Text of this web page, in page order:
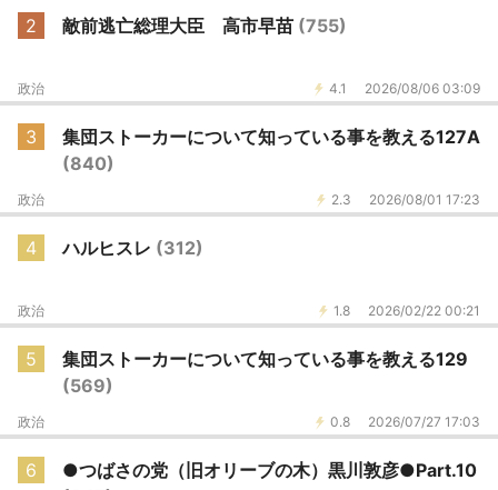
2 敵前逃亡総理大臣 高市早苗 (755)
4.1 2026/08/06 03:09
政治
3
集団ストーカーについて知っている事を教える127A
(840)
2.3 2026/08/01 17:23
政治
4 ハルヒスレ (312)
1.8 2026/02/22 00:21
政治
5
集団ストーカーについて知っている事を教える129
(569)
0.8 2026/07/27 17:03
政治
6
●つばさの党（旧オリーブの木）黒川敦彦●Part.10